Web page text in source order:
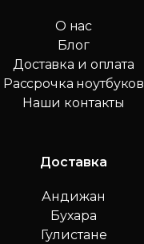
О нас
Блог
Доставка и оплата
Рассрочка ноутбуков
Наши контакты
Доставка
Андижан
Бухара
Гулистане